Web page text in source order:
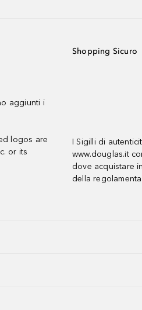
aggiunti i
logos are
or its
Shopping Sicuro
I Sigilli di
www.douglas.it
dove acquistare
della